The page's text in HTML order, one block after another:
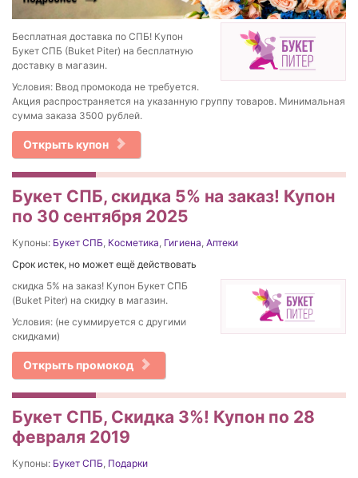
Бесплатная доставка по СПБ! Купон
Букет СПБ (Buket Piter) на бесплатную
доставку в магазин.
Условия: Ввод промокода не требуется.
Акция распространяется на указанную группу товаров. Минимальная
сумма заказа 3500 рублей.
Открыть купон
Букет СПБ, скидка 5% на заказ! Купон
по 30 сентября 2025
Купоны: Букет СПБ, Косметика, Гигиена, Аптеки
Срок истек, но может ещё действовать
скидка 5% на заказ! Купон Букет СПБ
(Buket Piter) на скидку в магазин.
Условия: (не суммируется с другими
скидками)
Открыть промокод
Букет СПБ, Скидка 3%! Купон по 28
февраля 2019
Купоны: Букет СПБ, Подарки